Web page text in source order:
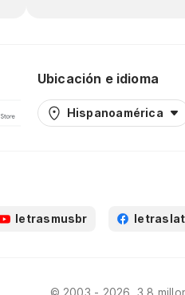
Ubicación e idioma
Hispanoamérica
letrasmusbr
© 2003 - 2026, 3.8